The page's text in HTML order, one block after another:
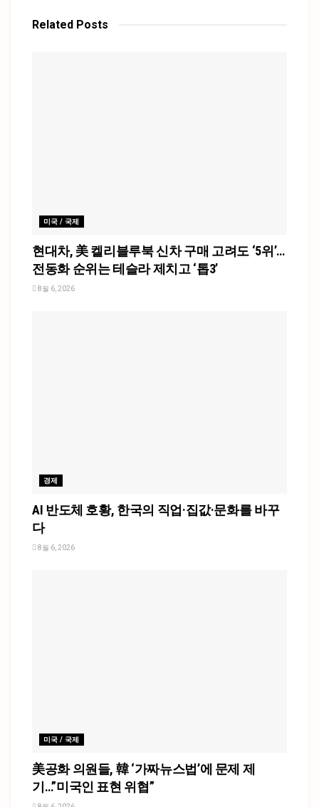
Related Posts
미국 / 국제
현대차, 美 켈리블루북 신차 구매 고려도 ‘5위’…
전동화 순위는 테슬라 제치고 ‘톱3’
8월 6, 2026
경제
AI 반도체 호황, 한국의 직업·집값·문화를 바꾸
다
8월 6, 2026
미국 / 국제
美공화 의원들, 韓 ‘가짜뉴스법’에 문제 제
기…”미국인 표현 위협”